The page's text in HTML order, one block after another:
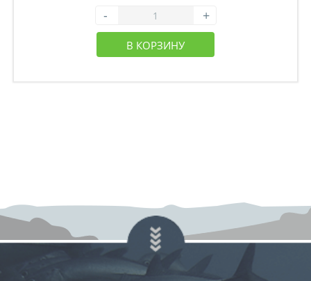
- +
В КОРЗИНУ